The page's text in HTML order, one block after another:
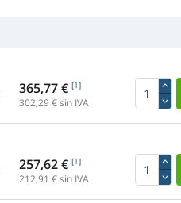
365,77 € [1]
302,29€ sin IVA
257,62 € [1]
212,91 € sin IVA